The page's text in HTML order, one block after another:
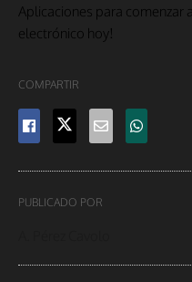
Aplicaciones para comenzar
electrónico hoy!
COMPARTIR
PUBLICADO POR